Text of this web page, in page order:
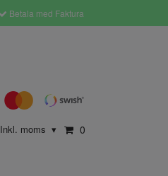
Betala med Faktura
Inkl. moms ▾ 0